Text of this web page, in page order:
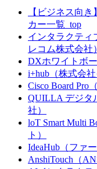
【ビジネス向
カー一覧_top
インタラクティ
レコム株式会社）
DXホワイトボ
i+hub（株式会社
Cisco Board Pro
QUILLA デジタ
社）
loT Smart Multi
ト）
IdeaHub（ファ
AnshiTouch（